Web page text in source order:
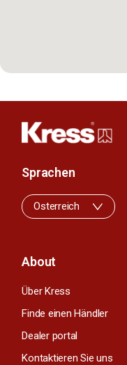
About
Über Kress
Finde einen Händler
Dealer portal
Kontaktieren Sie uns
Sprachen
Osterreich